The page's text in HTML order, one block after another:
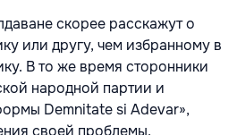
скорее расскажут о
или другу, чем избранному в
В то же время сторонники
народной партии и
Demnitate si Adevar»,
своей проблемы,